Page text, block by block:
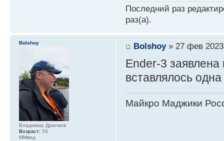
Последний раз
раз(а).
Bolshoy» 27 фев
Ender-3
вставлялось
Майкро Маджики
Bolshoy
Владимир Дрючков
Возраст: 58
ММвед